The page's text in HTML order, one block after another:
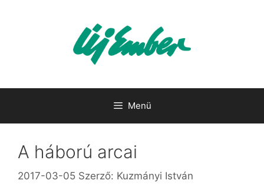
Menü
A háború arcai
2017-03-05 Szerző: Kuzmányi István